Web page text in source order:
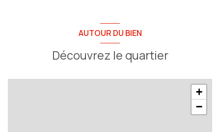
AUTOUR DU BIEN
Découvrez le quartier
+
−